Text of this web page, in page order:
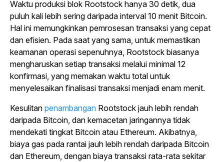
Waktu produksi blok Rootstock hanya 30 detik, dua
puluh kali lebih sering daripada interval 10 menit Bitcoin.
Hal ini memungkinkan pemrosesan transaksi yang cepat
dan efisien. Pada saat yang sama, untuk memastikan
keamanan operasi sepenuhnya, Rootstock biasanya
mengharuskan setiap transaksi melalui minimal 12
konfirmasi, yang memakan waktu total untuk
menyelesaikan finalisasi transaksi menjadi enam menit.
Kesulitan penambangan Rootstock jauh lebih rendah
daripada Bitcoin, dan kemacetan jaringannya tidak
mendekati tingkat Bitcoin atau Ethereum. Akibatnya,
biaya gas pada rantai jauh lebih rendah daripada Bitcoin
dan Ethereum, dengan biaya transaksi rata-rata sekitar